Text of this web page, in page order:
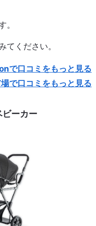
。
てください。
で口コミをもっと見る
で口コミをもっと見る
ビーカー